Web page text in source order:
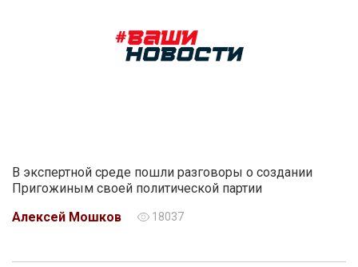
В экспертной среде пошли разговоры о создании
Пригожиным своей политической партии
Алексей Мошков
18037